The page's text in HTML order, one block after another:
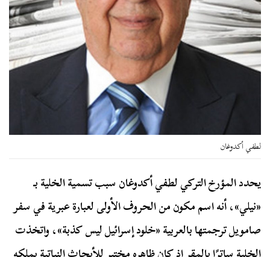
لطفي أكدوغان
يحدد المؤرخ التركي لطفي أكدوغان سبب تسمية الخلية بـ
«نيلي»، أنه اسم مكون من الحروف الأولى لعبارة عبرية في سفر
صامويل ترجمتها بالعربية «خلود إسرائيل ليس كذبة»، واتخذت